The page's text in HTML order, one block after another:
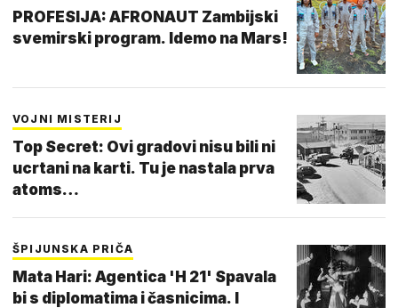
PROFESIJA: AFRONAUT Zambijski
svemirski program. Idemo na Mars!
VOJNI MISTERIJ
Top Secret: Ovi gradovi nisu bili ni
ucrtani na karti. Tu je nastala prva
atoms…
ŠPIJUNSKA PRIČA
Mata Hari: Agentica 'H 21' Spavala
bi s diplomatima i časnicima. I